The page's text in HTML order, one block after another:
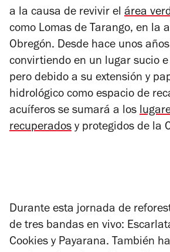
a la causa de revivir el área
como Lomas de Tarango, en la
Obregón. Desde hace unos
convirtiendo en un lugar sucio
pero debido a su extensión y
hidrológico como espacio de
acuíferos se sumará a los
recuperados y protegidos de la
Durante esta jornada de
de tres bandas en vivo:
Cookies y Payarana. También